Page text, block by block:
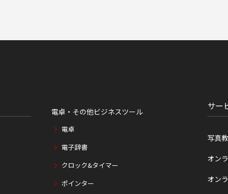
電卓・その他ビジネスツール
電卓
電子辞書
クロック&タイマー
ポインター
サー
写真
オン
オン